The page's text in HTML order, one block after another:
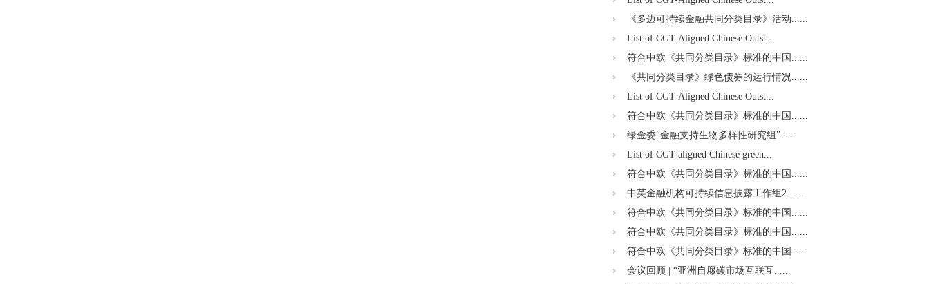
《多边可持续金融共同分类目录》活动......
List of CGT-Aligned Chinese Outst...
符合中欧《共同分类目录》标准的中国......
《共同分类目录》绿色债券的运行情况......
List of CGT-Aligned Chinese Outst...
符合中欧《共同分类目录》标准的中国......
绿金委“金融支持生物多样性研究组”......
List of CGT aligned Chinese green...
符合中欧《共同分类目录》标准的中国......
中英金融机构可持续信息披露工作组2......
符合中欧《共同分类目录》标准的中国......
符合中欧《共同分类目录》标准的中国......
符合中欧《共同分类目录》标准的中国......
会议回顾 | “亚洲自愿碳市场互联互......